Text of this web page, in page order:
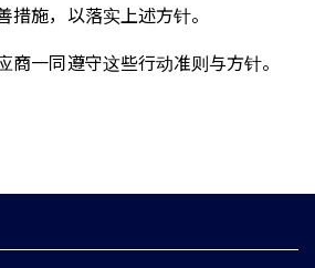
措施，以落实上述方针。
商一同遵守这些行动准则与方针。